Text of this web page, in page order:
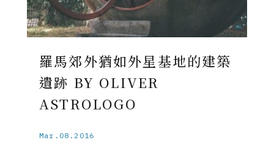
羅馬郊外猶如外星基地的建築
遺跡 BY OLIVER
ASTROLOGO
Mar.08.2016